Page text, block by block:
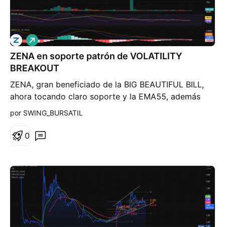
ZENA en soporte patrón de VOLATILITY
BREAKOUT
ZENA, gran beneficiado de la BIG BEAUTIFUL BILL,
ahora tocando claro soporte y la EMA55, además
formando lo que es al parecer un volatility breakout,
volumen decreciente). Qué opinan, para comprar en
L
a
r
g
o
por SWING_BURSATIL
0